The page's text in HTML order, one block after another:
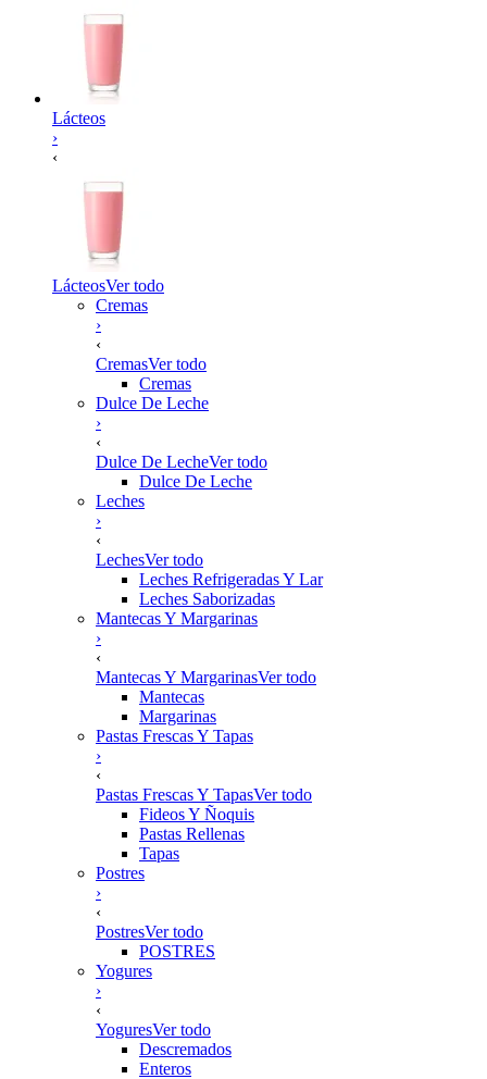
Lácteos
›
‹
LácteosVer todo
Cremas
›
‹
CremasVer todo
Cremas
Dulce De Leche
›
‹
Dulce De LecheVer todo
Dulce De Leche
Leches
›
‹
LechesVer todo
Leches Refrigeradas Y Lar
Leches Saborizadas
Mantecas Y Margarinas
›
‹
Mantecas Y MargarinasVer todo
Mantecas
Margarinas
Pastas Frescas Y Tapas
›
‹
Pastas Frescas Y TapasVer todo
Fideos Y Ñoquis
Pastas Rellenas
Tapas
Postres
›
‹
PostresVer todo
POSTRES
Yogures
›
‹
YoguresVer todo
Descremados
Enteros